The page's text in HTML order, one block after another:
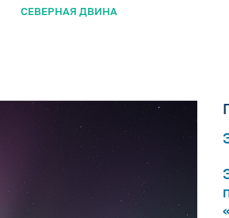
СЕВЕРНАЯ ДВИНА